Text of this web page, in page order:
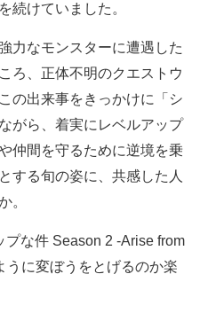
続けていました。
力なモンスターに遭遇した
ろ、正体不明のクエストウ
の出来事をきっかけに「シ
がら、着実にレベルアップ
仲間を守るために逆境を乗
する旬の姿に、共感した人
。
な件 Season 2 -Arise from
うに変ぼうをとげるのか楽